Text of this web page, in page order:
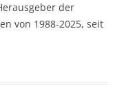
der
von 1988-2025, seit